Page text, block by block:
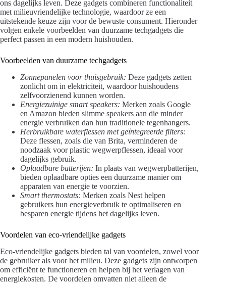
ons dagelijks leven. Deze gadgets combineren functionaliteit
met milieuvriendelijke technologie, waardoor ze een
uitstekende keuze zijn voor de bewuste consument. Hieronder
volgen enkele voorbeelden van duurzame techgadgets die
perfect passen in een modern huishouden.
Voorbeelden van duurzame techgadgets
Zonnepanelen voor thuisgebruik: Deze gadgets zetten
zonlicht om in elektriciteit, waardoor huishoudens
zelfvoorzienend kunnen worden.
Energiezuinige smart speakers: Merken zoals Google
en Amazon bieden slimme speakers aan die minder
energie verbruiken dan hun traditionele tegenhangers.
Herbruikbare waterflessen met geïntegreerde filters:
Deze flessen, zoals die van Brita, verminderen de
noodzaak voor plastic wegwerpflessen, ideaal voor
dagelijks gebruik.
Oplaadbare batterijen: In plaats van wegwerpbatterijen,
bieden oplaadbare opties een duurzame manier om
apparaten van energie te voorzien.
Smart thermostats: Merken zoals Nest helpen
gebruikers hun energieverbruik te optimaliseren en
besparen energie tijdens het dagelijks leven.
Voordelen van eco-vriendelijke gadgets
Eco-vriendelijke gadgets bieden tal van voordelen, zowel voor
de gebruiker als voor het milieu. Deze gadgets zijn ontworpen
om efficiënt te functioneren en helpen bij het verlagen van
energiekosten. De voordelen omvatten niet alleen de